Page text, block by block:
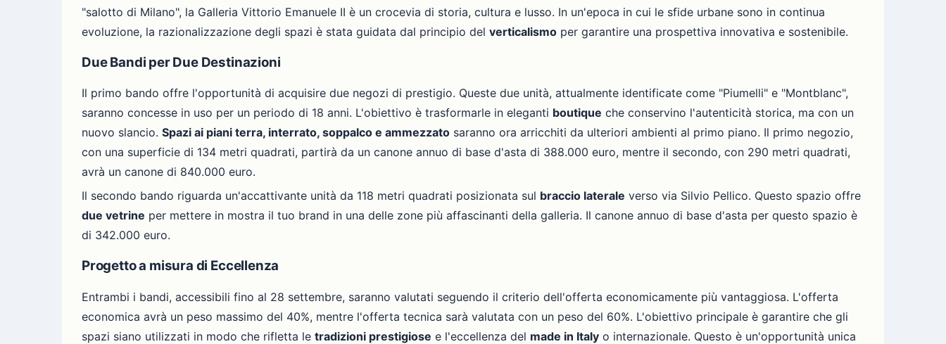
"salotto di Milano", la Galleria Vittorio Emanuele II è un crocevia di storia, cultura e lusso. In un'epoca in cui le sfide urbane sono in continua
evoluzione, la razionalizzazione degli spazi è stata guidata dal principio del verticalismo per garantire una prospettiva innovativa e sostenibile.
Due Bandi per Due Destinazioni
Il primo bando offre l'opportunità di acquisire due negozi di prestigio. Queste due unità, attualmente identificate come "Piumelli" e "Montblanc",
saranno concesse in uso per un periodo di 18 anni. L'obiettivo è trasformarle in eleganti boutique che conservino l'autenticità storica, ma con un
nuovo slancio. Spazi ai piani terra, interrato, soppalco e ammezzato saranno ora arricchiti da ulteriori ambienti al primo piano. Il primo negozio,
con una superficie di 134 metri quadrati, partirà da un canone annuo di base d'asta di 388.000 euro, mentre il secondo, con 290 metri quadrati,
avrà un canone di 840.000 euro.
Il secondo bando riguarda un'accattivante unità da 118 metri quadrati posizionata sul braccio laterale verso via Silvio Pellico. Questo spazio offre
due vetrine per mettere in mostra il tuo brand in una delle zone più affascinanti della galleria. Il canone annuo di base d'asta per questo spazio è
di 342.000 euro.
Progetto a misura di Eccellenza
Entrambi i bandi, accessibili fino al 28 settembre, saranno valutati seguendo il criterio dell'offerta economicamente più vantaggiosa. L'offerta
economica avrà un peso massimo del 40%, mentre l'offerta tecnica sarà valutata con un peso del 60%. L'obiettivo principale è garantire che gli
spazi siano utilizzati in modo che rifletta le tradizioni prestigiose e l'eccellenza del made in Italy o internazionale. Questo è un'opportunità unica